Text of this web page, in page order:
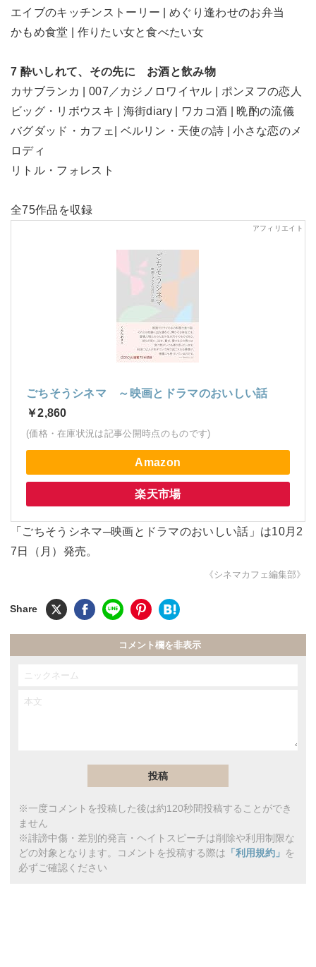
エイブのキッチンストーリー | めぐり逢わせのお弁当
かもめ食堂 | 作りたい女と食べたい女
7 酔いしれて、その先に お酒と飲み物
カサブランカ | 007／カジノロワイヤル | ポンヌフの恋人
ビッグ・リボウスキ | 海街diary | ワカコ酒 | 晩酌の流儀
バグダッド・カフェ| ベルリン・天使の詩 | 小さな恋のメ
ロディ
リトル・フォレスト
全75作品を収録
ごちそうシネマ ～映画とドラマのおいしい話
￥2,860
(価格・在庫状況は記事公開時点のものです)
Amazon
楽天市場
「ごちそうシネマ─映画とドラマのおいしい話」は10月2
7日（月）発売。
《シネマカフェ編集部》
コメント欄を非表示
※一度コメントを投稿した後は約120秒間投稿することができ
ません
※誹謗中傷・差別的発言・ヘイトスピーチは削除や利用制限な
どの対象となります。コメントを投稿する際は 「利用規約」 を
必ずご確認ください